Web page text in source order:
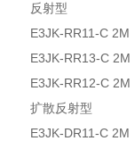
反射型
E3JK-RR11-C 2M
E3JK-RR13-C 2M
E3JK-RR12-C 2M
扩散反射型
E3JK-DR11-C 2M